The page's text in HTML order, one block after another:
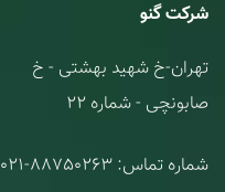
شرکت گنو
تهران-خ شهید بهشتی - خ
صابونچی - شماره 22
شماره تماس: 021-88750263